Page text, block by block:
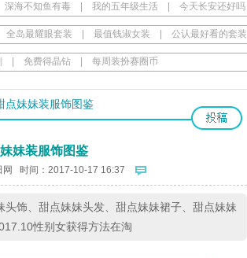
深海不知鱼有毒 我的五年级生活 今天长安还好吗
全岛最耀眼套装 最值钱淑女装 公认最好看的套装
免费得晶钻 每周装扮赛圈币
点妹妹装服饰图鉴
妹装服饰图鉴
网 时间：2017-10-17 16:37
饰、甜点妹妹头发、甜点妹妹裙子、甜点妹妹
性别女获得方法在淘